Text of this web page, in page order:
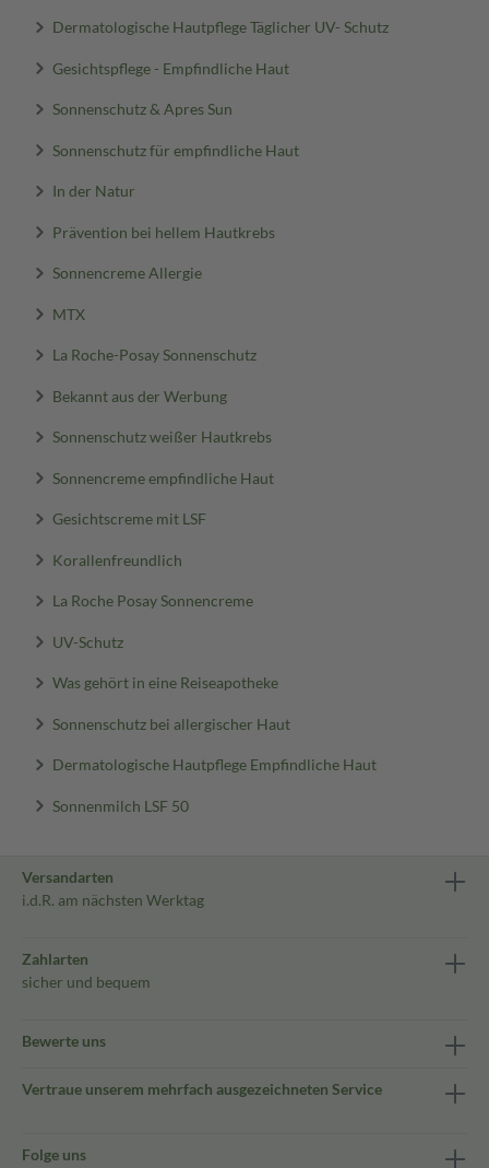
Dermatologische Hautpflege Täglicher UV- Schutz
Gesichtspflege - Empfindliche Haut
Sonnenschutz & Apres Sun
Sonnenschutz für empfindliche Haut
In der Natur
Prävention bei hellem Hautkrebs
Sonnencreme Allergie
MTX
La Roche-Posay Sonnenschutz
Bekannt aus der Werbung
Sonnenschutz weißer Hautkrebs
Sonnencreme empfindliche Haut
Gesichtscreme mit LSF
Korallenfreundlich
La Roche Posay Sonnencreme
UV-Schutz
Was gehört in eine Reiseapotheke
Sonnenschutz bei allergischer Haut
Dermatologische Hautpflege Empfindliche Haut
Sonnenmilch LSF 50
Versandarten
i.d.R. am nächsten Werktag
Zahlarten
sicher und bequem
Bewerte uns
Vertraue unserem mehrfach ausgezeichneten Service
Folge uns